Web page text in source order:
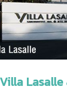
Lasalle